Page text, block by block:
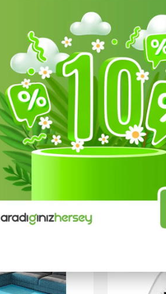
süreli kullanımlarda konfor sunar.
iş yerlerinde ve açık alanlarda
yaygın olarak kullanılmaktadır. İş
Devamını Göster